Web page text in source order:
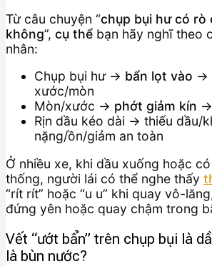
Từ câu chuyện “chụp bụi hư có rò
không”, cụ thể bạn hãy nghĩ theo
nhân:
Chụp bụi hư → bẩn lọt vào →
xước/mòn
Mòn/xước → phớt giảm kín
Rịn dầu kéo dài → thiếu dầu/
nặng/ồn/giảm an toàn
Ở nhiều xe, khi dầu xuống hoặc
thống, người lái có thể nghe thấy
“rít rít” hoặc “u u” khi quay vô-
đứng yên hoặc quay chậm trong
Vết “ướt bẩn” trên chụp bụi là
là bùn nước?